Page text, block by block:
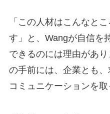
「この人材はこんなと
す」と、Wangが自信を
できるのには理由があ
の手前には、企業とも
コミュニケーションを取